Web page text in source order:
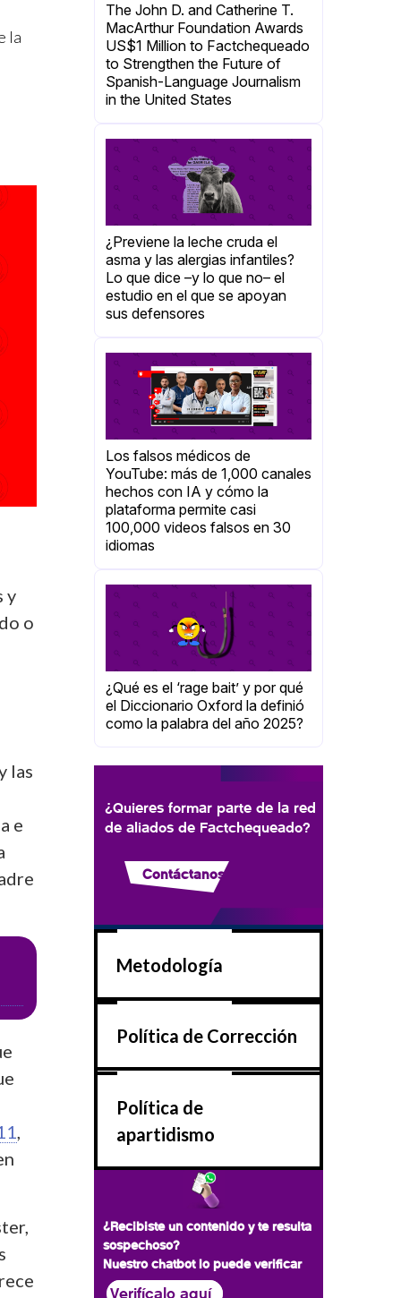
la
y
o
las
e
The John D. and Catherine T.
MacArthur Foundation Awards
US$1 Million to Factchequeado
to Strengthen the Future of
Spanish-Language Journalism
in the United States
¿Previene la leche cruda el
asma y las alergias infantiles?
Lo que dice –y lo que no– el
estudio en el que se apoyan
sus defensores
Los falsos médicos de
YouTube: más de 1,000 canales
hechos con IA y cómo la
plataforma permite casi
100,000 videos falsos en 30
idiomas
¿Qué es el ‘rage bait’ y por qué
el Diccionario Oxford la definió
como la palabra del año 2025?
¿Quieres formar parte de la red
de aliados de Factchequeado?
Contáctanos
Metodología
Política de Corrección
Política de
apartidismo
¿Recibiste un contenido y te resulta
sospechoso?
Nuestro chatbot lo puede verificar
Verifícalo aquí